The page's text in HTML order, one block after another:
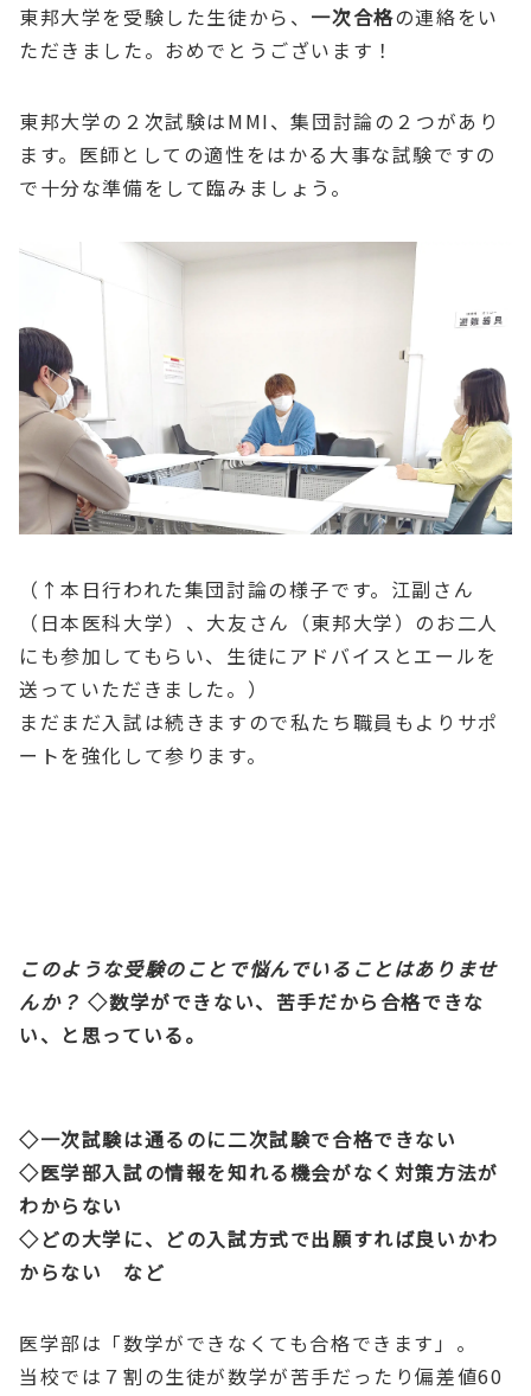
東邦大学を受験した生徒から、 一次合格の連絡をい
ただきました。おめでとうございます！
東邦大学の２次試験はMMI、集団討論の２つがあり
ます。医師としての適性をはかる大事な試験ですの
で十分な準備をして臨みましょう。
（↑本日行われた集団討論の様子です。江副さん
（日本医科大学）、大友さん（東邦大学）のお二人
にも参加してもらい、生徒にアドバイスとエールを
送っていただきました。）
まだまだ入試は続きますので私たち職員もよりサポ
ートを強化して参ります。
このような受験のことで悩んでいることはありませ
んか？ ◇数学ができない、苦手だから合格できな
い、と思っている。
◇一次試験は通るのに二次試験で合格できない
◇医学部入試の情報を知れる機会がなく対策方法が
わからない
◇どの大学に、どの入試方式で出願すれば良いかわ
からない など
医学部は「数学ができなくても合格できます」。
当校では７割の生徒が数学が苦手だったり偏差値60